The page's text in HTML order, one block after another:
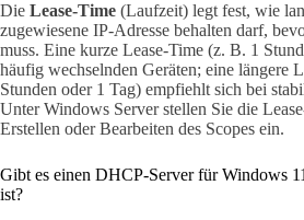
Die Lease-Time (Laufzeit) legt fest, wie
zugewiesene IP-Adresse behalten darf,
muss. Eine kurze Lease-Time (z. B. 1
häufig wechselnden Geräten; eine längere
Stunden oder 1 Tag) empfiehlt sich bei
Unter Windows Server stellen Sie die
Erstellen oder Bearbeiten des Scopes ein.
Gibt es einen DHCP-Server für Windows
ist?